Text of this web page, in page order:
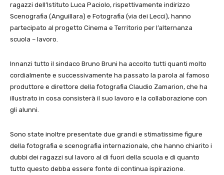
ragazzi dell’Istituto Luca Paciolo, rispettivamente indirizzo
Scenografia (Anguillara) e Fotografia (via dei Lecci), hanno
partecipato al progetto Cinema e Territorio per l’alternanza
scuola – lavoro.
Innanzi tutto il sindaco Bruno Bruni ha accolto tutti quanti molto
cordialmente e successivamente ha passato la parola al famoso
produttore e direttore della fotografia Claudio Zamarion, che ha
illustrato in cosa consisterà il suo lavoro e la collaborazione con
gli alunni.
Sono state inoltre presentate due grandi e stimatissime figure
della fotografia e scenografia internazionale, che hanno chiarito i
dubbi dei ragazzi sul lavoro al di fuori della scuola e di quanto
tutto questo debba essere fonte di continua ispirazione.